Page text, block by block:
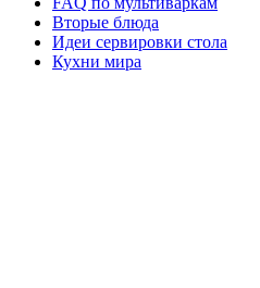
Вторые блюда
Идеи сервировки стола
Кухни мира